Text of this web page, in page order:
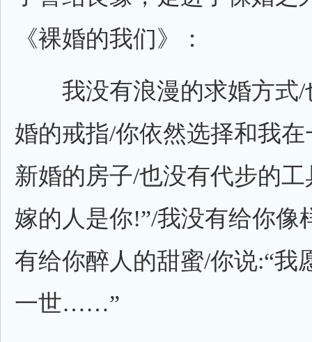
《裸婚的我们》：
我没有浪漫的求婚方式/
婚的戒指/你依然选择和我
新婚的房子/也没有代步的工
嫁的人是你!”/我没有给你像
有给你醉人的甜蜜/你说:“我
一世……”